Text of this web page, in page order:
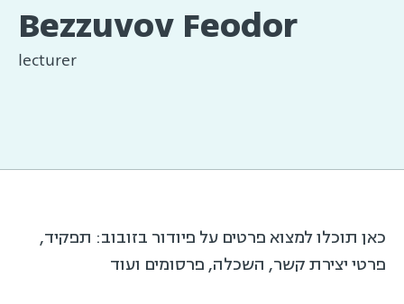
Bezzuvov Feodor
lecturer
כאן תוכלו למצוא פרטים על פיודור בזובוב: תפקיד,
פרטי יצירת קשר, השכלה, פרסומים ועוד